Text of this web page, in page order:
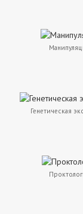
Генетическая